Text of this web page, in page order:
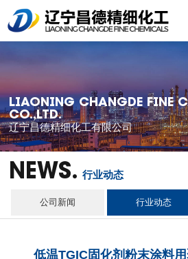
LIAONING CHANGDE FINE
CO.,LTD.
辽宁昌德精细化工有限公司
NEWS. 行业动态
公司新闻 行业动态
低温TGIC固化剂粉末涂料